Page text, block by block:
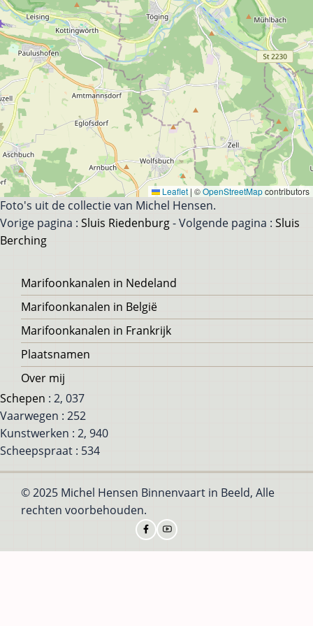
Leaflet | ©OpenStreetMapcontributors
Foto's uit de collectie van Michel Hensen.
Vorige pagina : Sluis Riedenburg- Volgende pagina : Sluis
Berching
Voet
Marifoonkanalen in Nedeland
Marifoonkanalen in België
Marifoonkanalen in Frankrijk
Plaatsnamen
Over mij
Schepen : 2, 037
Vaarwegen : 252
Kunstwerken : 2, 940
Scheepspraat : 534
© 2025 Michel Hensen Binnenvaart in Beeld, Alle
rechten voorbehouden.